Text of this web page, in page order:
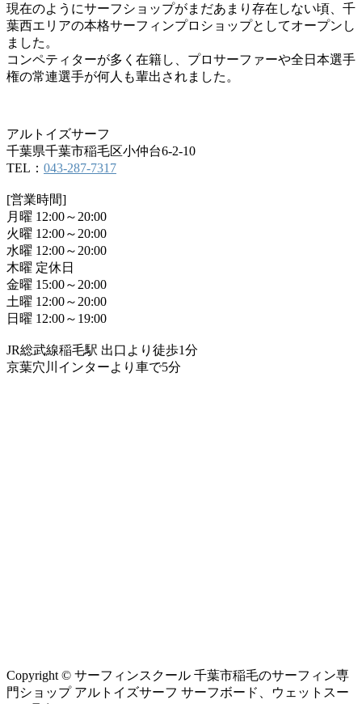
現在のようにサーフショップがまだあまり存在しない頃、千
葉西エリアの本格サーフィンプロショップとしてオープンし
ました。
コンペティターが多く在籍し、プロサーファーや全日本選手
権の常連選手が何人も輩出されました。
アルトイズサーフ
千葉県千葉市稲毛区小仲台6-2-10
TEL： 043-287-7317
[営業時間]
月曜 12:00～20:00
火曜 12:00～20:00
水曜 12:00～20:00
木曜 定休日
金曜 15:00～20:00
土曜 12:00～20:00
日曜 12:00～19:00
JR総武線稲毛駅 出口より徒歩1分
京葉穴川インターより車で5分
Copyright © サーフィンスクール 千葉市稲毛のサーフィン専
門ショップ アルトイズサーフ サーフボード、ウェットスー